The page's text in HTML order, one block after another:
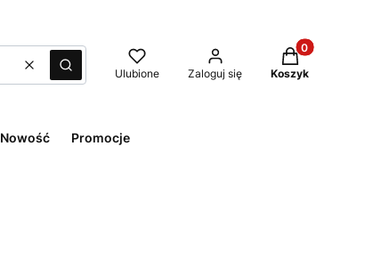
WyczyśćSzukaj Ulubione Zaloguj się
Produkty w
Koszyk
Nowość Promocje